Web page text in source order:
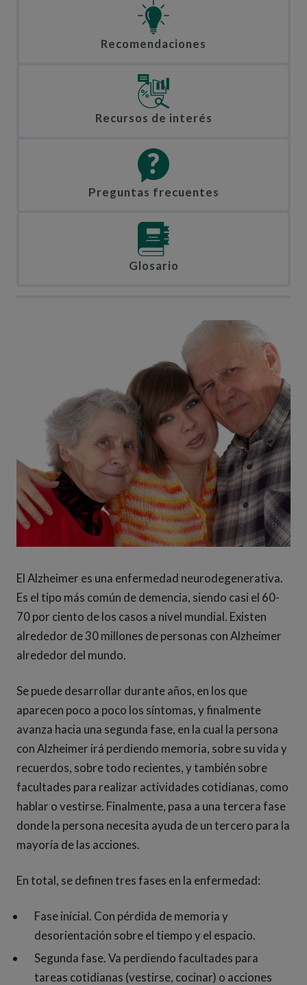
Recomendaciones
Recursos de interés
Preguntas frecuentes
Glosario
El Alzheimer es una enfermedad neurodegenerativa.
Es el tipo más común de demencia, siendo casi el 60-
70 por ciento de los casos a nivel mundial. Existen
alrededor de 30 millones de personas con Alzheimer
alrededor del mundo.
Se puede desarrollar durante años, en los que
aparecen poco a poco los síntomas, y finalmente
avanza hacia una segunda fase, en la cual la persona
con Alzheimer irá perdiendo memoria, sobre su vida y
recuerdos, sobre todo recientes, y también sobre
facultades para realizar actividades cotidianas, como
hablar o vestirse. Finalmente, pasa a una tercera fase
donde la persona necesita ayuda de un tercero para la
mayoría de las acciones.
En total, se definen tres fases en la enfermedad:
Fase inicial. Con pérdida de memoria y
desorientación sobre el tiempo y el espacio.
Segunda fase. Va perdiendo facultades para
tareas cotidianas (vestirse, cocinar) o acciones